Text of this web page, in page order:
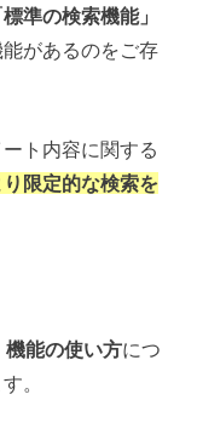
標準の検索機能」
があるのをご存
ト内容に関する
限定的な検索を
能の使い方につ
。